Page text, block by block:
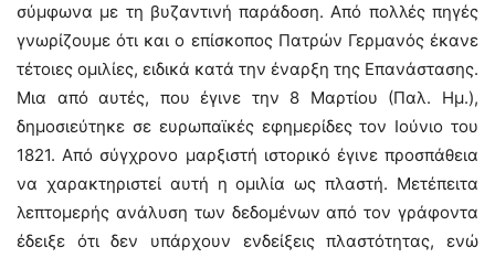
σύμφωνα με τη βυζαντινή παράδοση. Από πολλές πηγές
γνωρίζουμε ότι και ο επίσκοπος Πατρών Γερμανός έκανε
τέτοιες ομιλίες, ειδικά κατά την έναρξη της Επανάστασης.
Μια από αυτές, που έγινε την 8 Μαρτίου (Παλ. Ημ.),
δημοσιεύτηκε σε ευρωπαϊκές εφημερίδες τον Ιούνιο του
1821. Από σύγχρονο μαρξιστή ιστορικό έγινε προσπάθεια
να χαρακτηριστεί αυτή η ομιλία ως πλαστή. Μετέπειτα
λεπτομερής ανάλυση των δεδομένων από τον γράφοντα
έδειξε ότι δεν υπάρχουν ενδείξεις πλαστότητας, ενώ